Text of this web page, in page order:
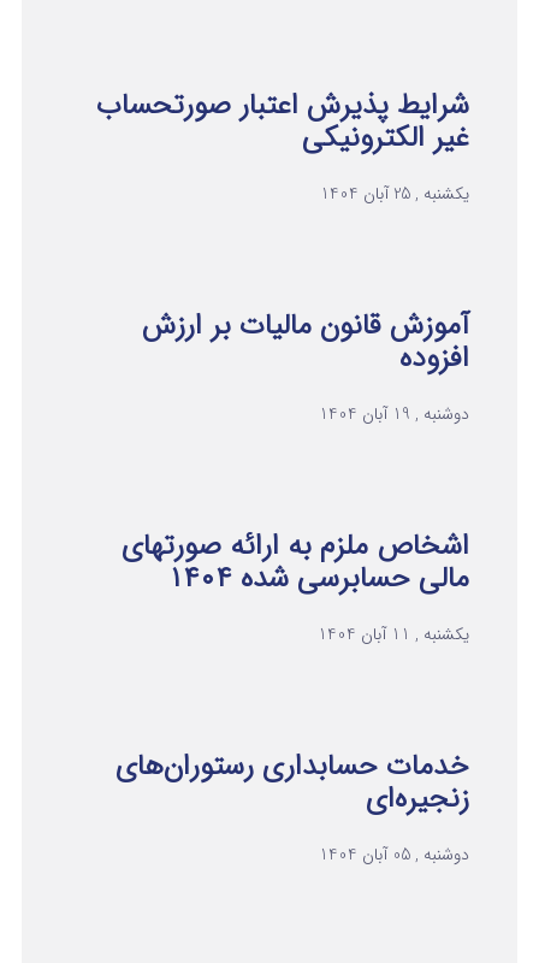
شرایط پذیرش اعتبار صورتحساب
غیر الکترونیکی
یکشنبه , 25 آبان 1404
آموزش قانون مالیات بر ارزش
افزوده
دوشنبه , 19 آبان 1404
اشخاص ملزم به ارائه صورتهای
مالی حسابرسی شده ۱۴۰۴
یکشنبه , 11 آبان 1404
خدمات حسابداری رستوران‌های
زنجیره‌ای
دوشنبه , 05 آبان 1404